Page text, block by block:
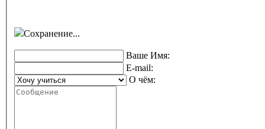
Сохранение...
Ваше Имя:
E-mail:
О чём: